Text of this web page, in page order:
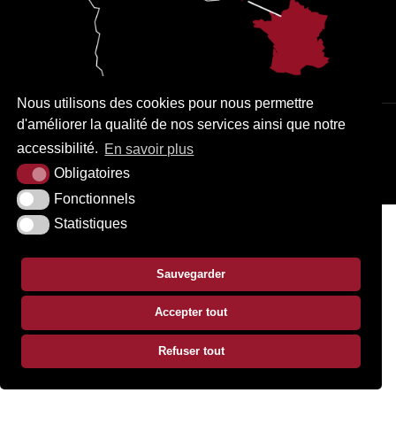
Nous utilisons des cookies pour nous permettre
d'améliorer la qualité de nos services ainsi que notre
accessibilité. En savoir plus
Obligatoires
Fonctionnels
Statistiques
Sauvegarder
Accepter tout
Refuser tout
PLAN DU SITE MENTIONS LÉGALES ACCESSIBILITÉ